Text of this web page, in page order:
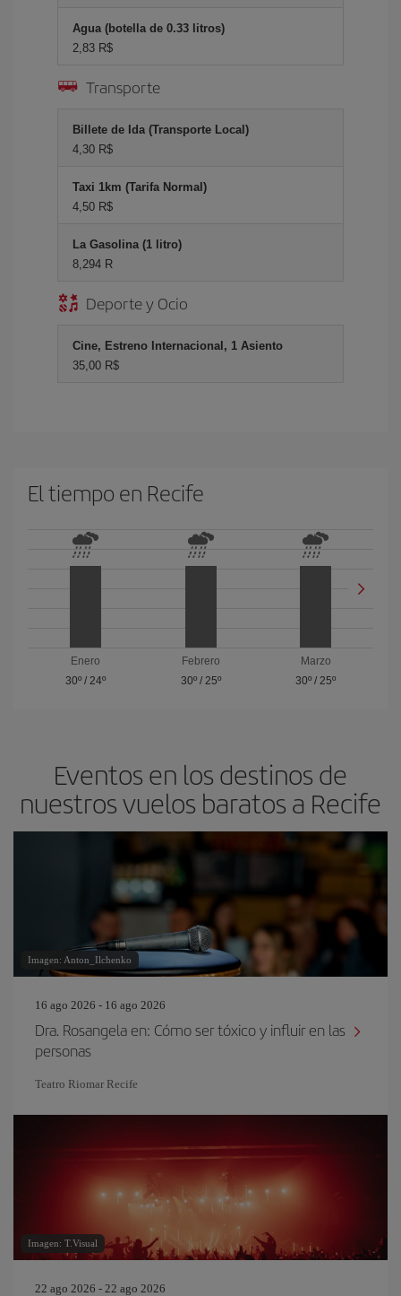
Agua (botella de 0.33 litros)
2,83 R$
Transporte
Billete de Ida (Transporte Local)
4,30 R$
Taxi 1km (Tarifa Normal)
4,50 R$
La Gasolina (1 litro)
8,294 R
Deporte y Ocio
Cine, Estreno Internacional, 1 Asiento
35,00 R$
El tiempo en Recife
Enero
30º/ 24º
Febrero
30º/ 25º
Marzo
30º /25º
Eventos en los destinos de
nuestros vuelos baratos a Recife
Imagen: Anton_Ilchenko
16 ago 2026 - 16 ago 2026
Dra. Rosangela en: Cómo ser tóxico y influir en las
personas
Teatro Riomar Recife
Imagen: T.Visual
22 ago 2026 - 22 ago 2026